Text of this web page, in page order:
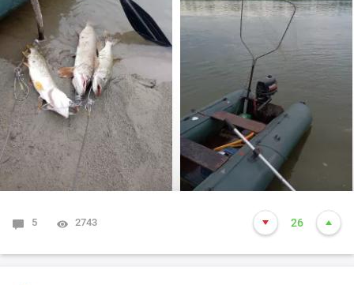
долбил до вечера выхода не как от слова совсем!!! Но
произошло не которое событие. Я предупредил деда
т.е собирайся домой, а сам от него 100м. И в отвес
между бревен я опустил блесну и понятно толи зацеп,
толи рыба, да оказалось опять дур махина, но я думаю
14-15 это точно. Так вот она меня помучила и я ее в
подсак, сильно ударила и в сплеск. Как так получилось
что в подсаке осталась одна блесна. Ну и как всегда
вам нхнч!!!
5 2743 26